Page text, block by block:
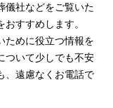
儀社などをご覧いた
すすめします。
ために役立つ情報を
ついて少しでも不安
、遠慮なくお電話で